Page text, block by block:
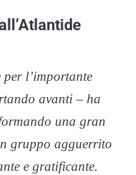
per l’importante
avanti – ha
una gran
gruppo agguerrito
e gratificante.